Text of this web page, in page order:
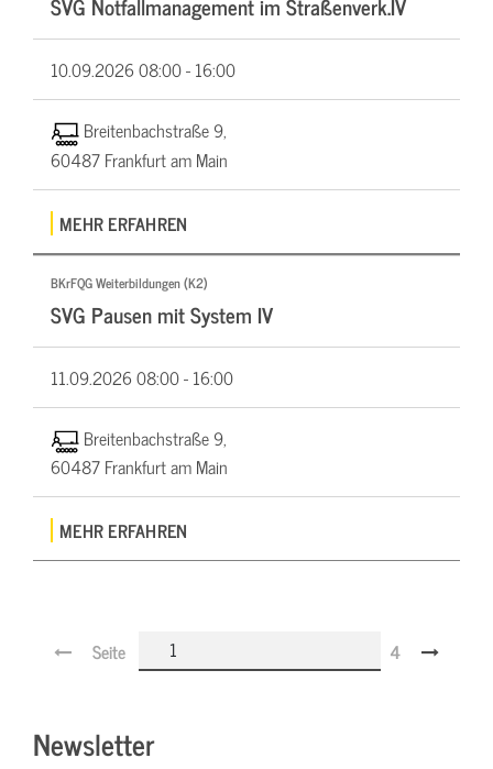
10.09.202608:00 - 16:00
Breitenbachstraße 9,
60487 Frankfurt am Main
MEHR ERFAHREN
BKrFQG Weiterbildungen (K2)
SVG Pausen mit System IV
11.09.202608:00 - 16:00
Breitenbachstraße 9,
60487 Frankfurt am Main
MEHR ERFAHREN
Seite 4
Newsletter